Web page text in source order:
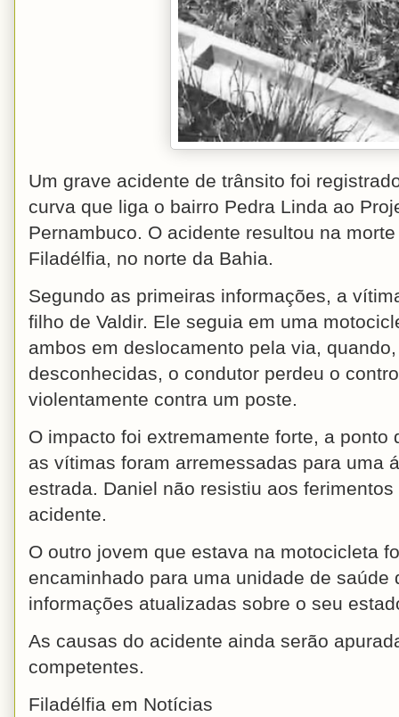
Um grave acidente de trânsito foi
curva que liga o bairro Pedra Linda ao
Pernambuco. O acidente resultou na
Filadélfia, no norte da Bahia.
Segundo as primeiras informações, a
filho de Valdir. Ele seguia em uma
ambos em deslocamento pela via,
desconhecidas, o condutor perdeu o
violentamente contra um poste.
O impacto foi extremamente forte, a
as vítimas foram arremessadas para uma
estrada. Daniel não resistiu aos
acidente.
O outro jovem que estava na motocicleta
encaminhado para uma unidade de
informações atualizadas sobre o seu
As causas do acidente ainda serão
competentes.
Filadélfia em Notícias